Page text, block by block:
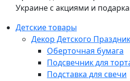
Украине с акциями и
Детские товары
Декор Детского
Оберточная бумага
Подсвечник для
Подставка для свечи